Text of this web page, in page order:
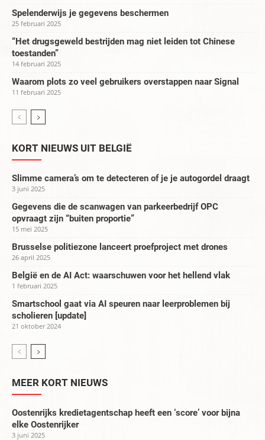
Spelenderwijs je gegevens beschermen
25 februari 2025
“Het drugsgeweld bestrijden mag niet leiden tot Chinese
toestanden”
14 februari 2025
Waarom plots zo veel gebruikers overstappen naar Signal
11 februari 2025
KORT NIEUWS UIT BELGIË
Slimme camera’s om te detecteren of je je autogordel draagt
3 juni 2025
Gegevens die de scanwagen van parkeerbedrijf OPC
opvraagt zijn “buiten proportie”
15 mei 2025
Brusselse politiezone lanceert proefproject met drones
26 april 2025
België en de AI Act: waarschuwen voor het hellend vlak
1 februari 2025
Smartschool gaat via AI speuren naar leerproblemen bij
scholieren [update]
21 oktober 2024
MEER KORT NIEUWS
Oostenrijks kredietagentschap heeft een ‘score’ voor bijna
elke Oostenrijker
3 juni 2025